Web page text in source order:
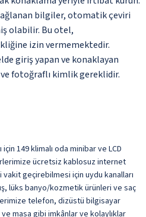
bilgiler, otomatik çeviri
olabilir. Bu otel,
izin vermemektedir.
giriş yapan ve konaklayan
fotoğraflı kimlik gereklidir.
149 klimalı oda minibar ve LCD
ücretsiz kablosuz internet
geçirebilmesi için uydu kanalları
lüks banyo/kozmetik ürünleri ve saç
telefon, dizüstü bilgisayar
masa gibi imkânlar ve kolaylıklar